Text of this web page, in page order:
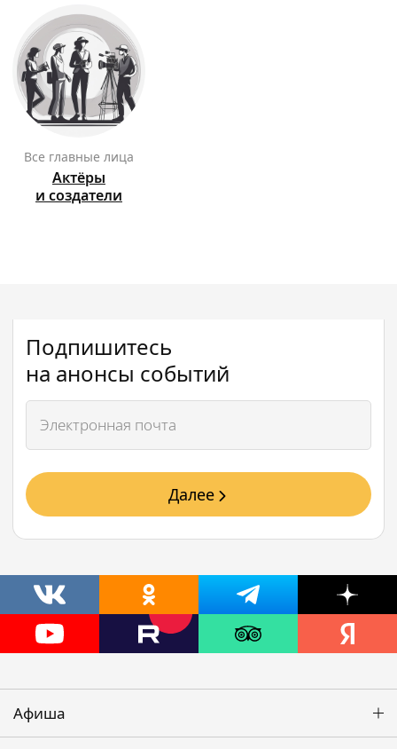
Все главные лица
Актёры
и создатели
Подпишитесь
на анонсы событий
Далее
Афиша